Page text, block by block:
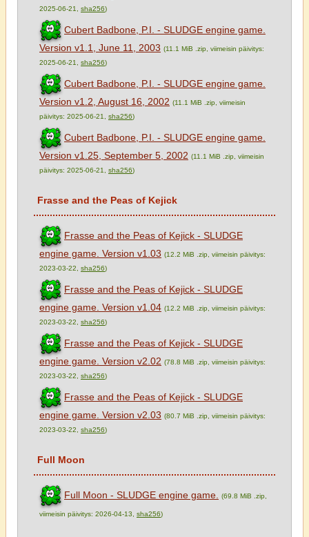
2025-06-21, sha256)
Cubert Badbone, P.I. - SLUDGE engine game.
Version v1.1, June 11, 2003 (11.1 MiB .zip, viimeisin päivitys:
2025-06-21, sha256)
Cubert Badbone, P.I. - SLUDGE engine game.
Version v1.2, August 16, 2002 (11.1 MiB .zip, viimeisin
päivitys: 2025-06-21, sha256)
Cubert Badbone, P.I. - SLUDGE engine game.
Version v1.25, September 5, 2002 (11.1 MiB .zip, viimeisin
päivitys: 2025-06-21, sha256)
Frasse and the Peas of Kejick
Frasse and the Peas of Kejick - SLUDGE
engine game. Version v1.03 (12.2 MiB .zip, viimeisin päivitys:
2023-03-22, sha256)
Frasse and the Peas of Kejick - SLUDGE
engine game. Version v1.04 (12.2 MiB .zip, viimeisin päivitys:
2023-03-22, sha256)
Frasse and the Peas of Kejick - SLUDGE
engine game. Version v2.02 (78.8 MiB .zip, viimeisin päivitys:
2023-03-22, sha256)
Frasse and the Peas of Kejick - SLUDGE
engine game. Version v2.03 (80.7 MiB .zip, viimeisin päivitys:
2023-03-22, sha256)
Full Moon
Full Moon - SLUDGE engine game. (69.8 MiB .zip,
viimeisin päivitys: 2026-04-13, sha256)